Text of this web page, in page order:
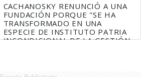
CACHANOSKY RENUNCIÓ A UNA
FUNDACIÓN PORQUE "SE HA
TRANSFORMADO EN UNA
ESPECIE DE INSTITUTO PATRIA
INCONDICIONAL DE LA GESTIÓN